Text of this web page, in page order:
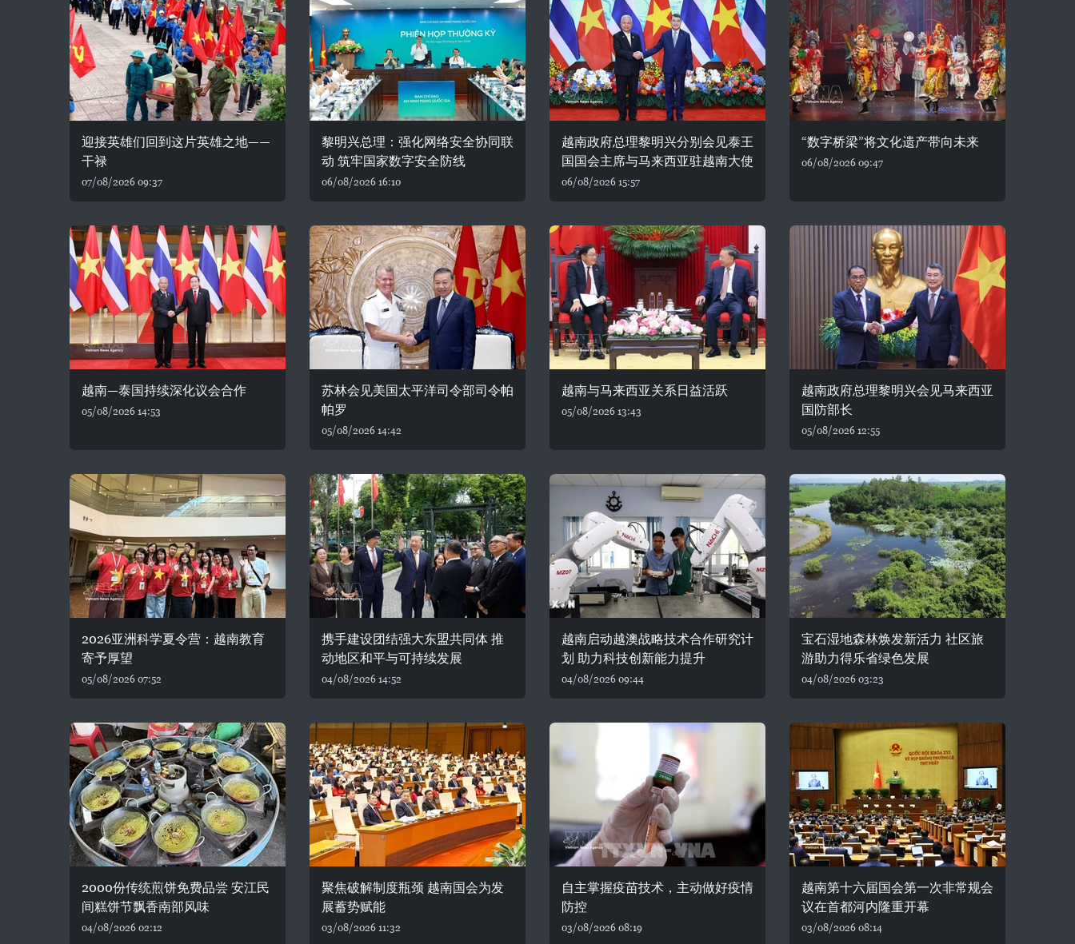
迎接英雄们回到这片英雄之地——
干禄
07/08/2026 09:37
黎明兴总理：强化网络安全协同联
动 筑牢国家数字安全防线
06/08/2026 16:10
越南政府总理黎明兴分别会见泰王
国国会主席与马来西亚驻越南大使
06/08/2026 15:57
“数字桥梁”将文化遗产带向未来
06/08/2026 09:47
越南—泰国持续深化议会合作
05/08/2026 14:53
苏林会见美国太平洋司令部司令帕
帕罗
05/08/2026 14:42
越南与马来西亚关系日益活跃
05/08/2026 13:43
越南政府总理黎明兴会见马来西亚
国防部长
05/08/2026 12:55
2026亚洲科学夏令营：越南教育
寄予厚望
05/08/2026 07:52
携手建设团结强大东盟共同体 推
动地区和平与可持续发展
04/08/2026 14:52
越南启动越澳战略技术合作研究计
划 助力科技创新能力提升
04/08/2026 09:44
宝石湿地森林焕发新活力 社区旅
游助力得乐省绿色发展
04/08/2026 03:23
2000份传统煎饼免费品尝 安江民
间糕饼节飘香南部风味
04/08/2026 02:12
聚焦破解制度瓶颈 越南国会为发
展蓄势赋能
03/08/2026 11:32
自主掌握疫苗技术，主动做好疫情
防控
03/08/2026 08:19
越南第十六届国会第一次非常规会
议在首都河内隆重开幕
03/08/2026 08:14